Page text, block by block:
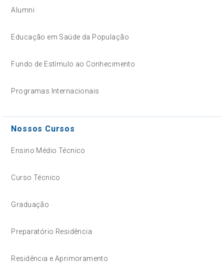
Alumni
Educação em Saúde da População
Fundo de Estímulo ao Conhecimento
Programas Internacionais
Nossos Cursos
Ensino Médio Técnico
Curso Técnico
Graduação
Preparatório Residência
Residência e Aprimoramento